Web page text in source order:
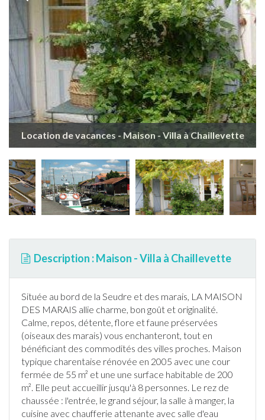
Location de vacances - Maison - Villa à Chaillevette
Description : Maison - Villa à Chaillevette
Située au bord de la Seudre et des marais, LA MAISON
DES MARAIS allie charme, bon goût et originalité.
Calme, repos, détente, flore et faune préservées
(oiseaux des marais) vous enchanteront, tout en
bénéficiant des commodités des villes proches. Maison
typique charentaise rénovée en 2005 avec une cour
fermée de 55 m² et une une surface habitable de 200
m². Elle peut accueillir jusqu'à 8 personnes. Le rez de
chaussée : l'entrée, le grand séjour, la salle à manger, la
cuisine avec chaufferie attenante avec salle d'eau